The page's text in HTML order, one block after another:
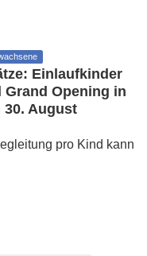
Einlaufkinder
Grand Opening in
30. August
pro Kind kann